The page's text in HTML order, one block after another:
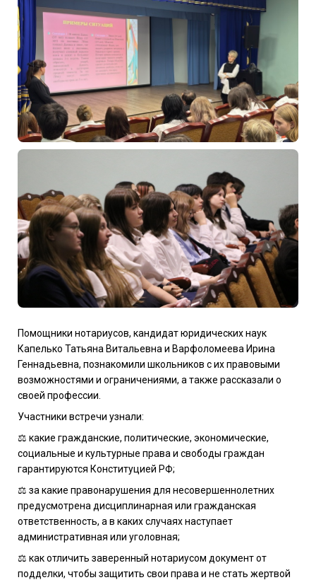
Помощники нотариусов, кандидат юридических наук
Капелько Татьяна Витальевна и Варфоломеева Ирина
Геннадьевна, познакомили школьников с их правовыми
возможностями и ограничениями, а также рассказали о
своей профессии.
Участники встречи узнали:
⚖︎ какие гражданские, политические, экономические,
социальные и культурные права и свободы граждан
гарантируются Конституцией РФ;
⚖︎ за какие правонарушения для несовершеннолетних
предусмотрена дисциплинарная или гражданская
ответственность, а в каких случаях наступает
административная или уголовная;
⚖︎ как отличить заверенный нотариусом документ от
подделки, чтобы защитить свои права и не стать жертвой